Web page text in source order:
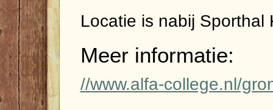
Locatie is nabij Sporthal
Meer informatie:
//www.alfa-college.nl/